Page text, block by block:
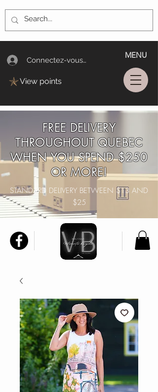
Connectez-vous/Log In
MENU
View points
FREE DELIVERY
THROUGHOUT QUEBEC
WHEN YOU SPEND $250
OR MORE!
STANDARD DELIVERY BETWEEN $13 AND
$25